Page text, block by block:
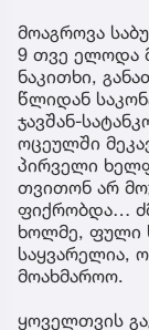
მოაგროვა
9 თვე ელოდა
ნაკითხი,
წლიდან
ჯავშან-
ოცეულში
პირველი
თვითონ არ
ფიქრობდა…
ხოლმე, ფული
საყვარელია,
მოახმაროო.
ყოველთვის